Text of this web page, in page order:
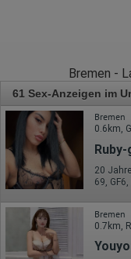
Bremen -
61 Sex-Anzeigen im
Bremen
0.6km,
69,
Bremen
0.7km,